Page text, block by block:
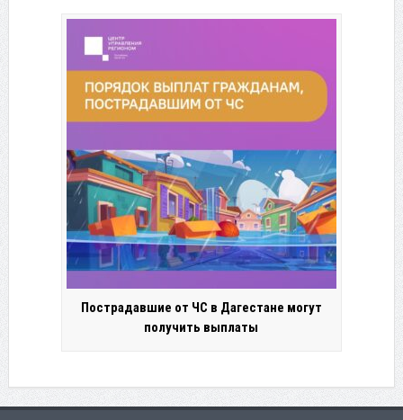
Пострадавшие от ЧС в Дагестане могут
получить выплаты